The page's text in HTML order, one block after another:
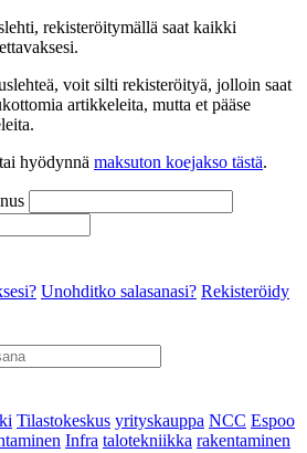
rekisteröitymällä saat kaikki
voit silti rekisteröityä, jolloin saat
artikkeleita, mutta et pääse
tai hyödynnä maksuton koejakso tästä.
Unohditko salasanasi? Rekisteröidy
Tilastokeskus yrityskauppa NCC Espoo
Infra talotekniikka rakentaminen